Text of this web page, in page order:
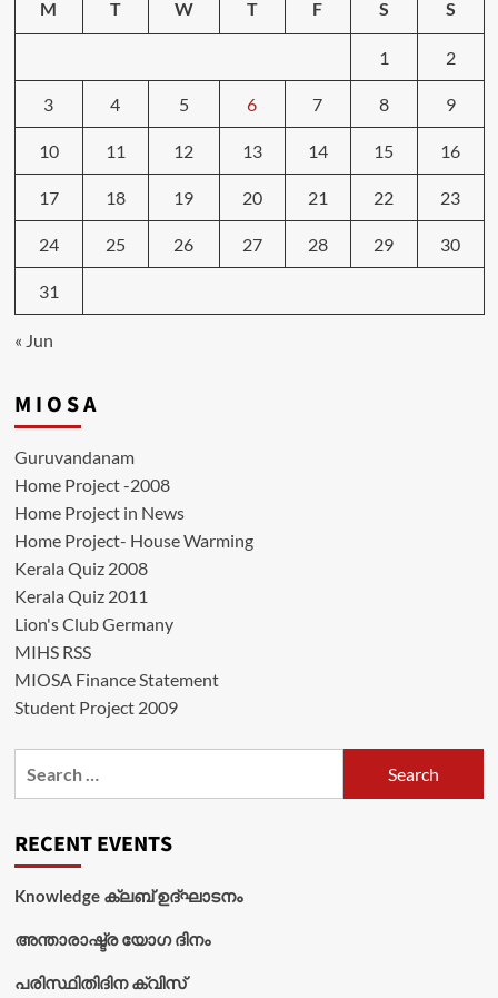
M T W T F S S
1 2
3 4 5 6 7 8 9
10 11 12 13 14 15 16
17 18 19 20 21 22 23
24 25 26 27 28 29 30
31
« Jun
M I O S A
Guruvandanam
Home Project -2008
Home Project in News
Home Project- House Warming
Kerala Quiz 2008
Kerala Quiz 2011
Lion's Club Germany
MIHS RSS
MIOSA Finance Statement
Student Project 2009
RECENT EVENTS
Knowledge ക്ലബ് ഉദ്‌ഘാടനം
അന്താരാഷ്ട്ര യോഗ ദിനം
പരിസ്ഥിതിദിന ക്വിസ്